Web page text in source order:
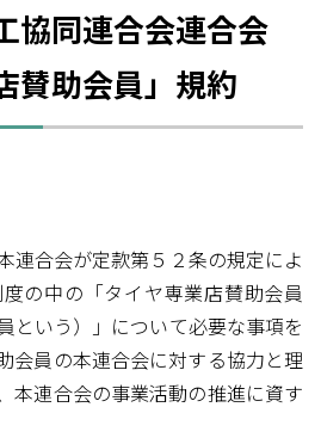
協同連合会連合会
賛助会員」規約
合会が定款第５２条の規定によ
の中の「タイヤ専業店賛助会員
という）」について必要な事項を
会員の本連合会に対する協力と理
本連合会の事業活動の推進に資す